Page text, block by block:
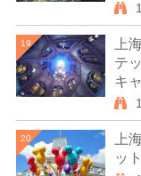
19
上
テ
キ
20
上
ッ